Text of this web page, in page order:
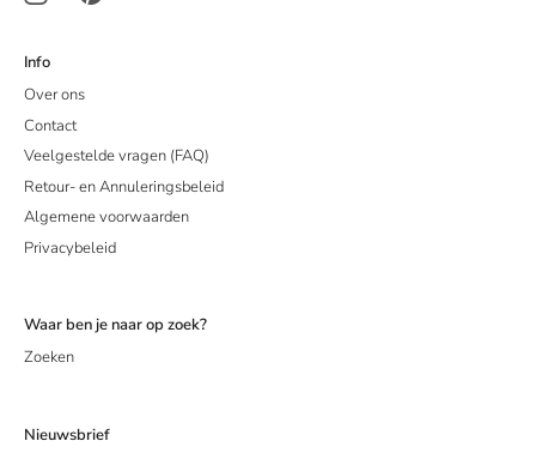
Info
Over ons
Contact
Veelgestelde vragen (FAQ)
Retour- en Annuleringsbeleid
Algemene voorwaarden
Privacybeleid
Waar ben je naar op zoek?
Zoeken
Nieuwsbrief